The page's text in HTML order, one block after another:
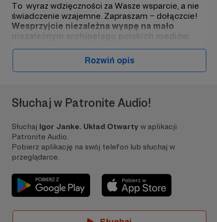
To wyraz wdzięczności za Wasze wsparcie, a nie
świadczenie wzajemne. Zapraszam – dołączcie!
Wesprzyjcie niezależna wyspę na mało
Możesz posłuchać go
xxssFDQHsmw
I obejrzeć
tutaj:https://www.youtube.com/channel/UCuAOJ
nMr905iKjURUsffDgA
Chcę, by różnił się od tego, co dominuje w polskiej
debacie i polskich mediach. Żyjemy w trudnym
postępuje. Im bardziej nasila się walka między
Rozwiń opis
Słuchaj w Patronite Audio!
Słuchaj Igor Janke. Układ Otwarty w aplikacji
Patronite Audio.
Pobierz aplikację na swój telefon lub słuchaj w
przeglądarce.